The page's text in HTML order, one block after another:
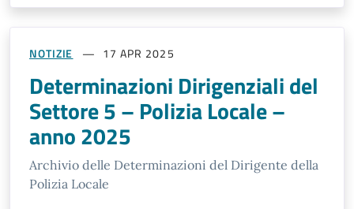
NOTIZIE 17 APR 2025
Determinazioni Dirigenziali del
Settore 5 – Polizia Locale –
anno 2025
Archivio delle Determinazioni del Dirigente della
Polizia Locale